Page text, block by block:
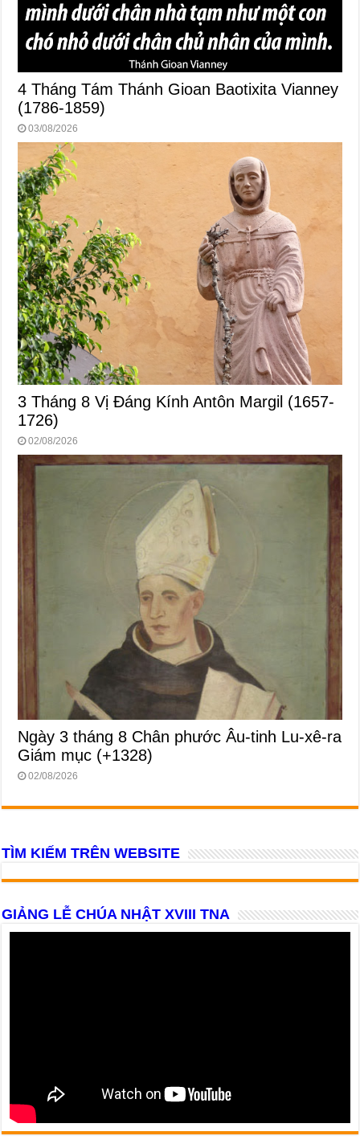
4 Tháng Tám Thánh Gioan Baotixita Vianney
(1786-1859)
03/08/2026
3 Tháng 8 Vị Ðáng Kính Antôn Margil (1657-
1726)
02/08/2026
Ngày 3 tháng 8 Chân phước Âu-tinh Lu-xê-ra
Giám mục (+1328)
02/08/2026
TÌM KIẾM TRÊN WEBSITE
GIẢNG LỄ CHÚA NHẬT XVIII TNA